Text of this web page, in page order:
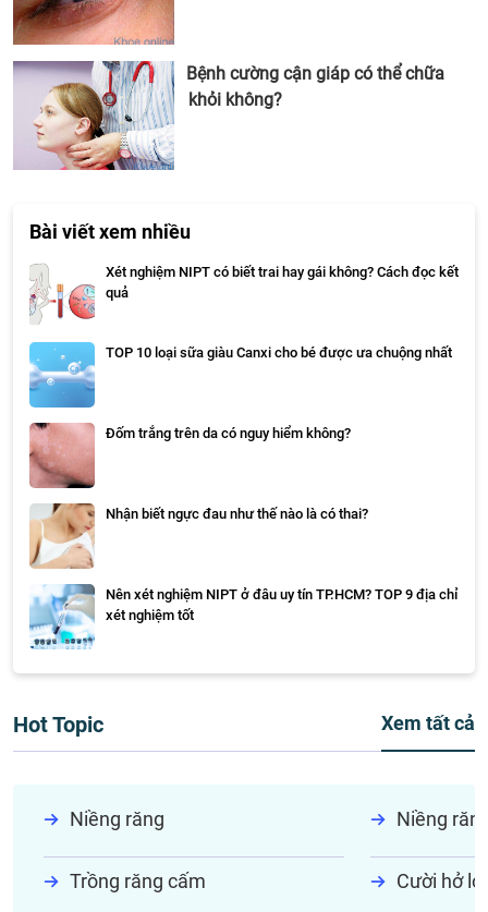
Bệnh cường cận giáp có thể chữa
khỏi không?
Bài viết xem nhiều
Xét nghiệm NIPT có biết trai hay gái không? Cách đọc kết
quả
TOP 10 loại sữa giàu Canxi cho bé được ưa chuộng nhất
Đốm trắng trên da có nguy hiểm không?
Nhận biết ngực đau như thế nào là có thai?
Nên xét nghiệm NIPT ở đâu uy tín TP.HCM? TOP 9 địa chỉ
xét nghiệm tốt
Hot Topic Xem tất cả
Niềng răng Niềng
Trồng răng cấm Cười hở lợi